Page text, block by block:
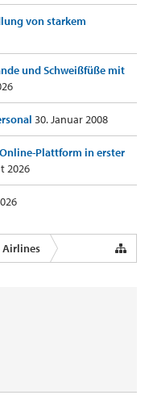
von starkem
und Schweißfüße mit
30. Januar 2008
Plattform in erster
2026
Airlines